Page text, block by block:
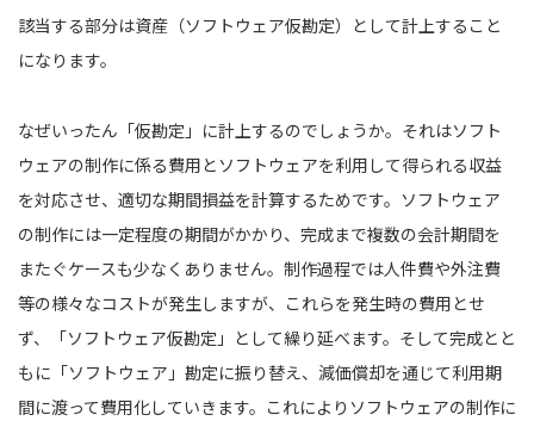
該当する部分は資産（ソフトウェア仮勘定）として計上すること
になります。
なぜいったん「仮勘定」に計上するのでしょうか。それはソフト
ウェアの制作に係る費用とソフトウェアを利用して得られる収益
を対応させ、適切な期間損益を計算するためです。ソフトウェア
の制作には一定程度の期間がかかり、完成まで複数の会計期間を
またぐケースも少なくありません。制作過程では人件費や外注費
等の様々なコストが発生しますが、これらを発生時の費用とせ
ず、「ソフトウェア仮勘定」として繰り延べます。そして完成とと
もに「ソフトウェア」勘定に振り替え、減価償却を通じて利用期
間に渡って費用化していきます。これによりソフトウェアの制作に